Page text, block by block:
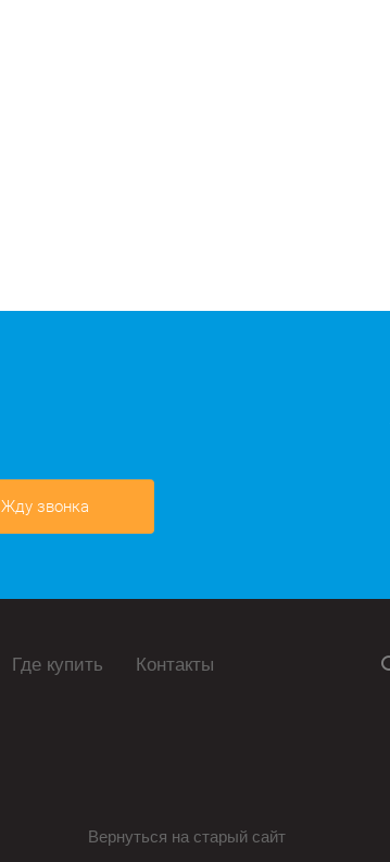
Жду звонка
Где купить Контакты
Вернуться на старый сайт